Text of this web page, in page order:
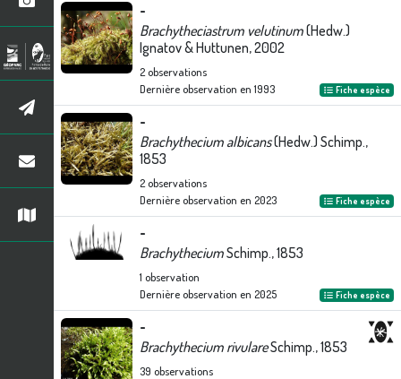
-
Brachytheciastrum velutinum(Hedw.)
Ignatov & Huttunen, 2002
2observations
Dernière observation en 1993 Fiche espèce
-
Brachythecium albicans(Hedw.) Schimp.,
1853
2observations
Dernière observation en 2023 Fiche espèce
-
BrachytheciumSchimp., 1853
1 observation
Dernière observation en 2025 Fiche espèce
-
Brachythecium rivulareSchimp., 1853
39 observations